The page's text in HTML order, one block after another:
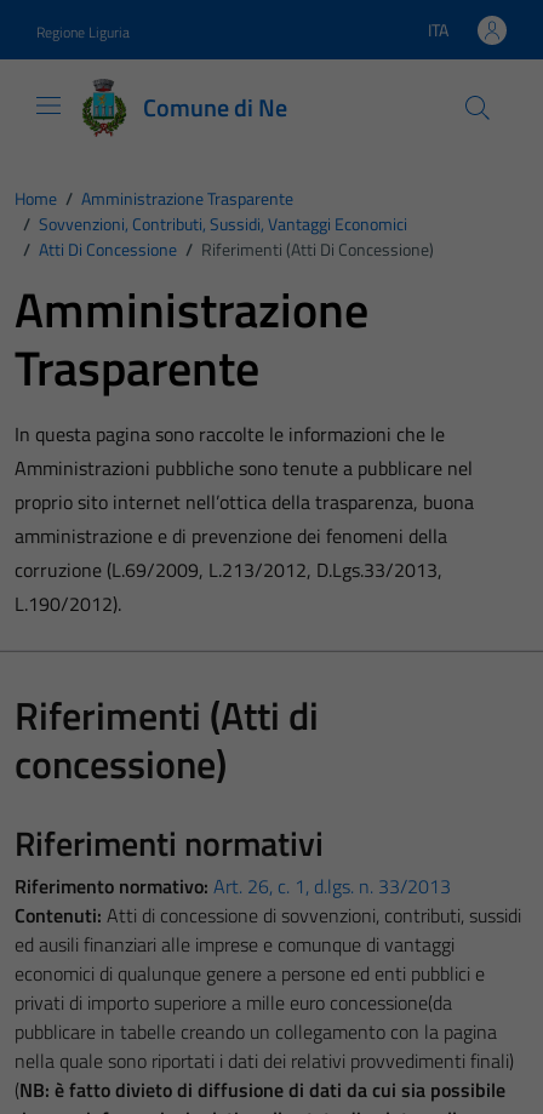
Regione Liguria Lingua attiva:
ITA
Comune di Ne
Home / Amministrazione Trasparente
/ Sovvenzioni, Contributi, Sussidi, Vantaggi Economici
/ Atti Di Concessione / Riferimenti (Atti Di Concessione)
Amministrazione
Trasparente
In questa pagina sono raccolte le informazioni che le
Amministrazioni pubbliche sono tenute a pubblicare nel
proprio sito internet nell’ottica della trasparenza, buona
amministrazione e di prevenzione dei fenomeni della
corruzione (L.69/2009, L.213/2012, D.Lgs.33/2013,
L.190/2012).
Riferimenti (Atti di
concessione)
Riferimenti normativi
Riferimento normativo: Art. 26, c. 1, d.lgs. n. 33/2013
Contenuti: Atti di concessione di sovvenzioni, contributi, sussidi
ed ausili finanziari alle imprese e comunque di vantaggi
economici di qualunque genere a persone ed enti pubblici e
privati di importo superiore a mille euro concessione(da
pubblicare in tabelle creando un collegamento con la pagina
nella quale sono riportati i dati dei relativi provvedimenti finali)
(NB: è fatto divieto di diffusione di dati da cui sia possibile